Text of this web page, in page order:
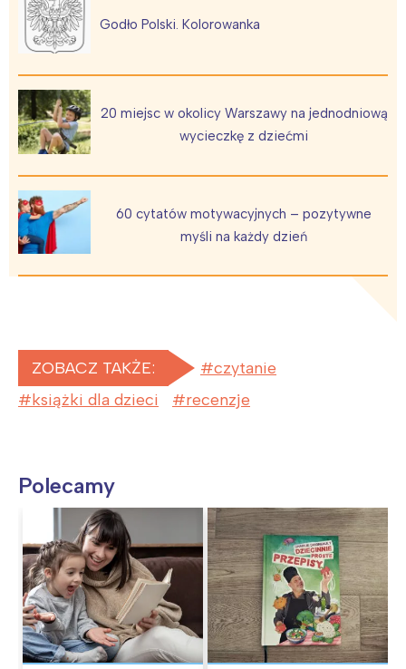
Godło Polski. Kolorowanka
20 miejsc w okolicy Warszawy na jednodniową
wycieczkę z dziećmi
60 cytatów motywacyjnych – pozytywne
myśli na każdy dzień
ZOBACZ TAKŻE:
czytanie
książki dla dzieci
recenzje
Polecamy